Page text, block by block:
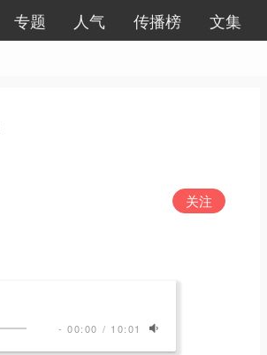
专题 人气 传播榜 文集
关注
- 00:00 / 10:01